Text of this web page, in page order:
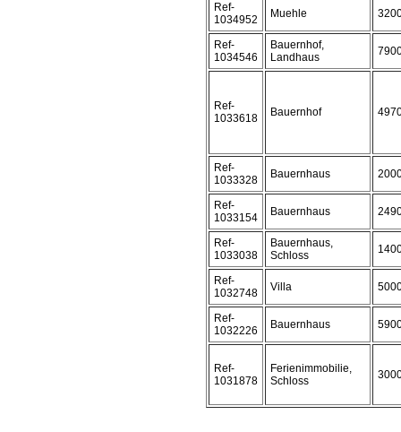
Ref-
1034952
Muehle
Ref-
1034546
Bauernhof,
Landhaus
Ref-
1033618
Bauernhof
Ref-
1033328
Bauernhaus
Ref-
1033154
Bauernhaus
Ref-
1033038
Bauernhaus,
Schloss
Ref-
1032748
Villa
Ref-
1032226
Bauernhaus
Ref-
1031878
Ferienimmobilie,
Schloss